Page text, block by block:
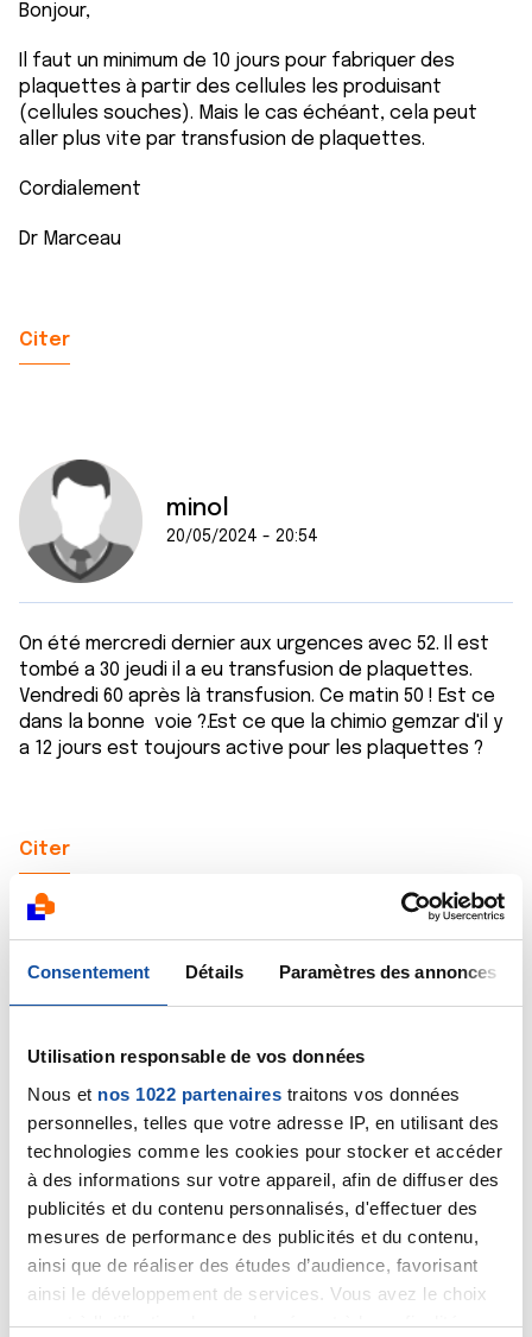
Consentement Détails Paramètres des annonces
Utilisation responsable de vos données
Nous et nos 1022 partenaires traitons vos données
personnelles, telles que votre adresse IP, en utilisant des
technologies comme les cookies pour stocker et accéder
à des informations sur votre appareil, afin de diffuser des
publicités et du contenu personnalisés, d'effectuer des
mesures de performance des publicités et du contenu,
ainsi que de réaliser des études d’audience, favorisant
ainsi le développement de services. Vous avez le choix
quant à l'utilisation de vos données et à leurs finalités.
Bonjour,
Il faut un minimum de 10 jours pour fabriquer des
plaquettes à partir des cellules les produisant
(cellules souches). Mais le cas échéant, cela peut
aller plus vite par transfusion de plaquettes.
Cordialement
Dr Marceau
Citer
minol
20/05/2024 - 20:54
On été mercredi dernier aux urgences avec 52. Il est
tombé a 30 jeudi il a eu transfusion de plaquettes.
Vendredi 60 après là transfusion. Ce matin 50 ! Est ce
dans la bonne voie ?.Est ce que la chimio gemzar d'il y
a 12 jours est toujours active pour les plaquettes ?
Citer
21/05/2024 - 08:56
Bonjour,
L'effet de la transfusion n'a pas été très important
mais normalement, la production naturelle de
plaquettes devrait être en marche et le taux devrait
progressivement remonter, le prochain dosage
devrait sans doute le montrer.